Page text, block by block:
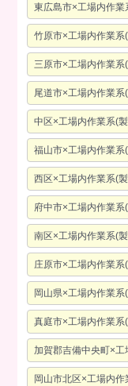
東広島市×工場内作
竹原市×工場内作業
三原市×工場内作業
尾道市×工場内作業
中区×工場内作業系(
福山市×工場内作業
西区×工場内作業系(
府中市×工場内作業
南区×工場内作業系(
庄原市×工場内作業
岡山県×工場内作業
真庭市×工場内作業
加賀郡吉備中央町×
岡山市北区×工場内